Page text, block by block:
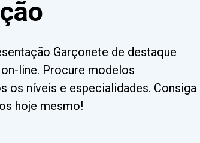
Garçonete de destaque
line. Procure modelos
os níveis e especialidades. Consiga
hoje mesmo!